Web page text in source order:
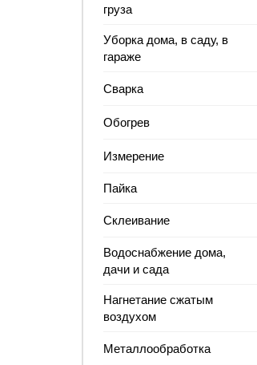
груза
Уборка дома, в саду, в
гараже
Сварка
Обогрев
Измерение
Пайка
Склеивание
Водоснабжение дома,
дачи и сада
Нагнетание сжатым
воздухом
Металлообработка